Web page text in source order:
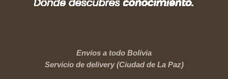
Envíos a todo Bolivia
Servicio de delivery (Ciudad de La Paz)